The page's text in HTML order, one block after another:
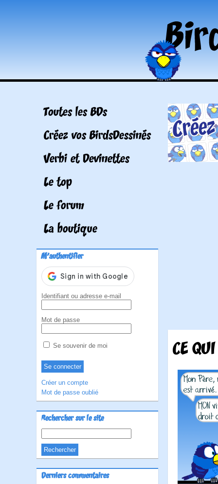
Toutes les BDs
Créez vos BirdsDessinés
Verbi et Devinettes
Le top
Le forum
La boutique
M'authentifier
Identifiant ou adresse e-mail
Mot de passe
Se souvenir de moi
Créer un compte
Mot de passe oublié
Rechercher sur le site
Derniers commentaires
CE